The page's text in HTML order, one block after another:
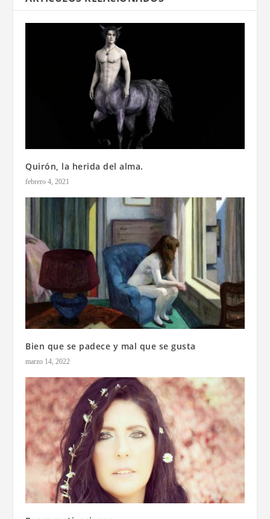
Quirón, la herida del alma.
febrero 4, 2021
Bien que se padece y mal que se gusta
marzo 14, 2022